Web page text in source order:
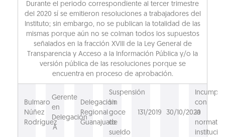
Durante el periodo correspondiente al tercer trimestre
del 2020 sí se emitieron resoluciones a trabajadores del
Instituto; sin embargo, no se publican la totalidad de las
mismas porque aún no se colman todos los supuestos
señalados en la fracción XVIII de la Ley General de
Transparencia y Acceso a la Información Pública y/o la
versión pública de las resoluciones porque se
encuentra en proceso de aprobación.
Bulmaro
Núñez
Rodríguez
Gerente
en
Delegación
A
Delegación
Regional
Guanajuato
Suspensión
sin
goce
de
sueldo
131/2019 30/10/2020
con
la